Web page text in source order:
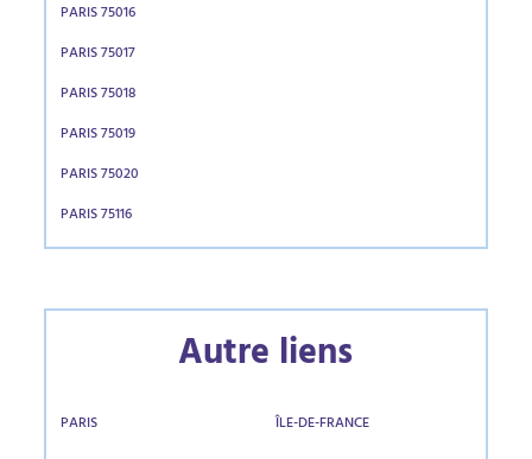
PARIS 75016
PARIS 75017
PARIS 75018
PARIS 75019
PARIS 75020
PARIS 75116
Autre liens
PARIS ÎLE-DE-FRANCE